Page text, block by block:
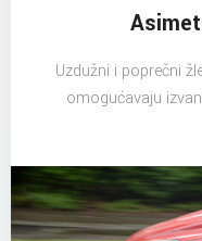
Uzdužni i poprečni
omogućavaju